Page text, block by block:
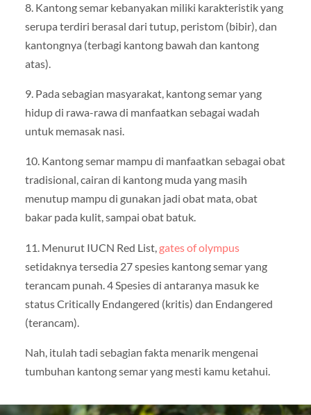
8. Kantong semar kebanyakan miliki karakteristik yang
serupa terdiri berasal dari tutup, peristom (bibir), dan
kantongnya (terbagi kantong bawah dan kantong
atas).
9. Pada sebagian masyarakat, kantong semar yang
hidup di rawa-rawa di manfaatkan sebagai wadah
untuk memasak nasi.
10. Kantong semar mampu di manfaatkan sebagai obat
tradisional, cairan di kantong muda yang masih
menutup mampu di gunakan jadi obat mata, obat
bakar pada kulit, sampai obat batuk.
11. Menurut IUCN Red List, gates of olympus
setidaknya tersedia 27 spesies kantong semar yang
terancam punah. 4 Spesies di antaranya masuk ke
status Critically Endangered (kritis) dan Endangered
(terancam).
Nah, itulah tadi sebagian fakta menarik mengenai
tumbuhan kantong semar yang mesti kamu ketahui.